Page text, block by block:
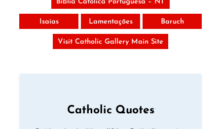
Bíblia Católica Portuguesa – NT
Isaías Lamentações Baruch
Visit Catholic Gallery Main Site
Catholic Quotes